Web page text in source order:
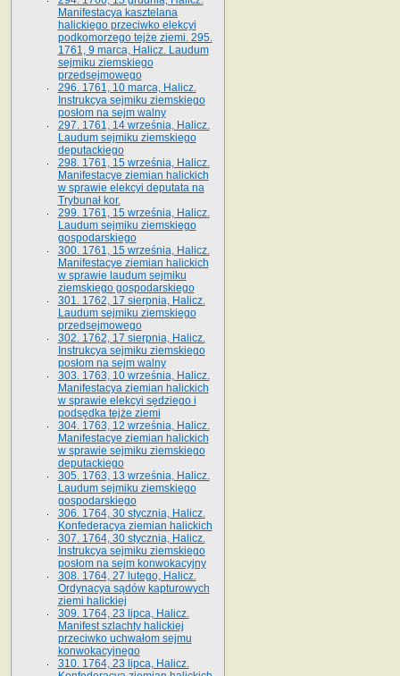
Manifestacya kasztelana
halickiego przeciwko elekcyi
podkomorzego tejże ziemi. 295.
1761, 9 marca, Halicz. Laudum
sejmiku ziemskiego
przedsejmowego
296. 1761, 10 marca, Halicz.
Instrukcya sejmiku ziemskiego
posłom na sejm walny
297. 1761, 14 września, Halicz.
Laudum sejmiku ziemskiego
deputackiego
298. 1761, 15 września, Halicz.
Manifestacye ziemian halickich
w sprawie elekcyi deputata na
Trybunał kor.
299. 1761, 15 września, Halicz.
Laudum sejmiku ziemskiego
gospodarskiego
300. 1761, 15 września, Halicz.
Manifestacye ziemian halickich
w sprawie laudum sejmiku
ziemskiego gospodarskiego
301. 1762, 17 sierpnia, Halicz.
Laudum sejmiku ziemskiego
przedsejmowego
302. 1762, 17 sierpnia, Halicz.
Instrukcya sejmiku ziemskiego
posłom na sejm walny
303. 1763, 10 września, Halicz.
Manifestacya ziemian halickich
w sprawie elekcyi sędziego i
podsędka tejże ziemi
304. 1763, 12 września, Halicz.
Manifestacye ziemian halickich
w sprawie sejmiku ziemskiego
deputackiego
305. 1763, 13 września, Halicz.
Laudum sejmiku ziemskiego
gospodarskiego
306. 1764, 30 stycznia, Halicz.
Konfederacya ziemian halickich
307. 1764, 30 stycznia, Halicz.
Instrukcya sejmiku ziemskiego
posłom na sejm konwokacyjny
308. 1764, 27 lutego, Halicz.
Ordynacya sądów kapturowych
ziemi halickiej
309. 1764, 23 lipca, Halicz.
Manifest szlachty halickiej
przeciwko uchwałom sejmu
konwokacyjnego
310. 1764, 23 lipca, Halicz.